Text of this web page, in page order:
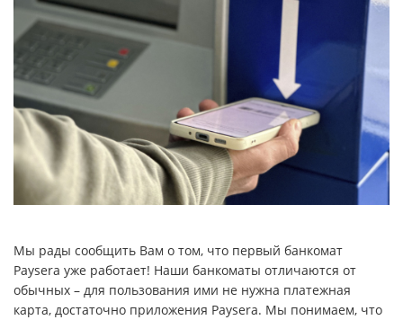
Мы рады сообщить Вам о том, что первый банкомат
Paysera уже работает! Наши банкоматы отличаются от
обычных – для пользования ими не нужна платежная
карта, достаточно приложения Paysera. Мы понимаем, что